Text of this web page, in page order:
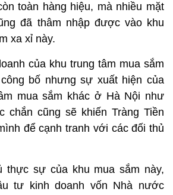
toàn hàng hiệu, mà nhiều mặt
đã thâm nhập được vào khu
xa xỉ này.
của khu trung tâm mua sắm
bố nhưng sự xuất hiện của
mua sắm khác ở Hà Nội như
chắn cũng sẽ khiến Tràng Tiền
để cạnh tranh với các đối thủ
thực sự của khu mua sắm này,
tư kinh doanh vốn Nhà nước